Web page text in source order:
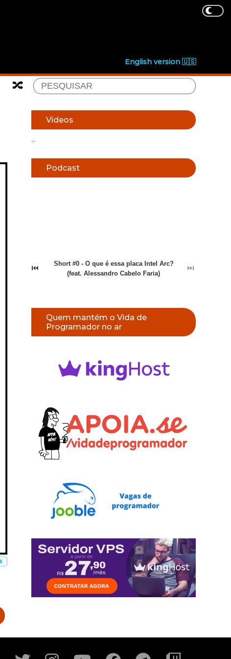
English version 🇺🇸
🔀
Vídeos
...
Podcast
⏮
Short #0 - O que é essa placa Intel Arc?
(feat. Alessandro Cabelo Faria)
⏭
Quem mantém o Vida de
Programador no ar